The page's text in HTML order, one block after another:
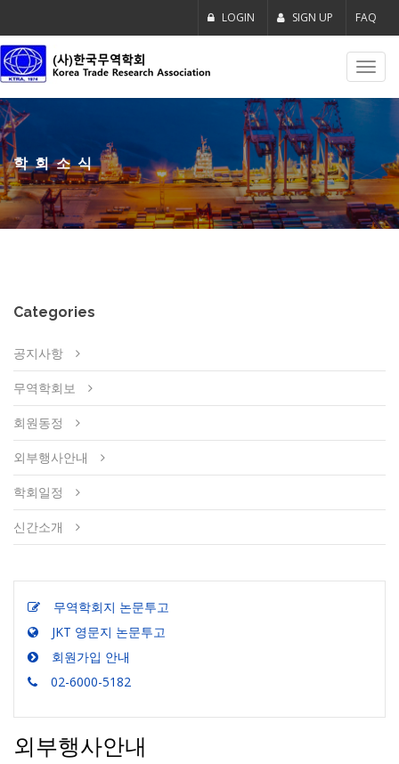
LOGIN SIGN UP FAQ
학회소식
Categories
공지사항
무역학회보
회원동정
외부행사안내
학회일정
신간소개
무역학회지 논문투고
JKT 영문지 논문투고
회원가입 안내
02-6000-5182
외부행사안내